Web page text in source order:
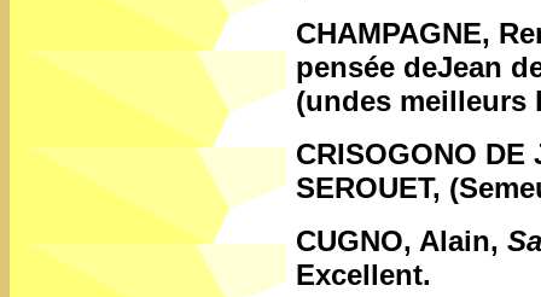
CHAMPAGNE,
pensée deJean
(undes
CRISOGONO DE
SEROUET,
CUGNO, Alain,
Excellent.